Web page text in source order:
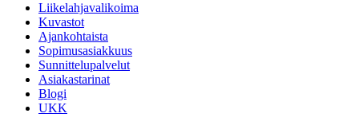
Liikelahjavalikoima
Kuvastot
Ajankohtaista
Sopimusasiakkuus
Sunnittelupalvelut
Asiakastarinat
Blogi
UKK